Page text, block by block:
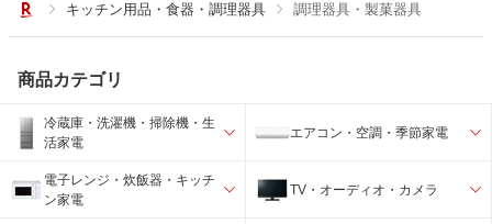
キッチン用品・食器・調理器具 調理器具・製菓器具
商品カテゴリ
冷蔵庫・洗濯機・掃除機・生
活家電
エアコン・空調・季節家電
電子レンジ・炊飯器・キッチ
ン家電
TV・オーディオ・カメラ